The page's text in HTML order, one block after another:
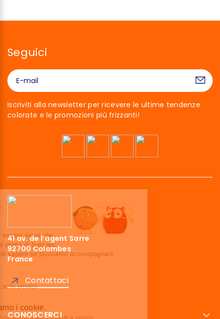
Seguici
Iscriviti alla newsletter per ricevere le ultime tendenze
colorate e le promozioni più frizzanti!
41 av. de l’agent Sarre
92700 Colombes
France
Contattaci
CONOSCERCI
Ciao siamo noi…
Abbiamo aspettato di essere sicuri che
questo sito ti interessi prima di bussare,
ma abbiamo bisogno di sapere se possiamo accompagnarti
durante la tua visita.
Leggi la nostra politica sulla privacy
Ecco perché usiamo i cookie.